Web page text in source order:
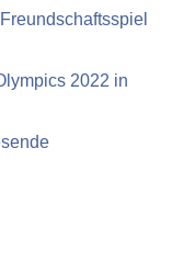
2022 in